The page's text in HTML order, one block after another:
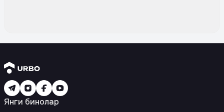
Янги бинолар